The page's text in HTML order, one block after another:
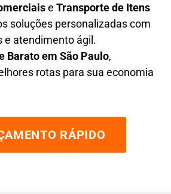
e Transporte de Itens
soluções personalizadas com
e atendimento ágil.
Baratoem São Paulo,
rotas para sua economia
RÁPIDO